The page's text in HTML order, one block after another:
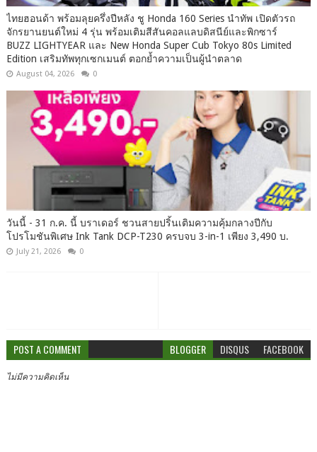
ไทยฮอนด้า พร้อมลุยครึ่งปีหลัง ชู Honda 160 Series นำทัพ เปิดตัวรถ
จักรยานยนต์ใหม่ 4 รุ่น พร้อมเติมสีสันคอลแลบดิสนีย์และพิกซาร์
BUZZ LIGHTYEAR และ New Honda Super Cub Tokyo 80s Limited
Edition เสริมทัพทุกเซกเมนต์ ตอกย้ำความเป็นผู้นำตลาด
August 04, 2026 0
วันนี้ - 31 ก.ค. นี้ บราเดอร์ ชวนสายปริ้นเติมความคุ้มกลางปีกับ
โปรโมชันพิเศษ Ink Tank DCP-T230 ครบจบ 3-in-1 เพียง 3,490 บ.
July 21, 2026 0
POST A COMMENT BLOGGER DISQUS FACEBOOK
ไม่มีความคิดเห็น